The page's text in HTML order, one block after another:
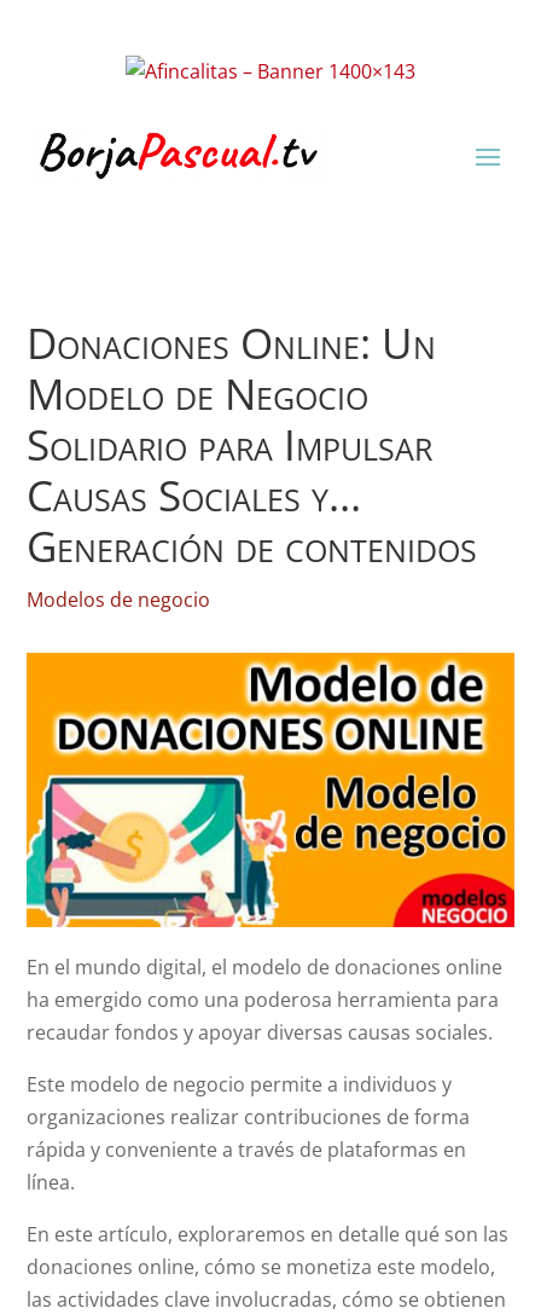
Donaciones Online: Un
Modelo de Negocio
Solidario para Impulsar
Causas Sociales y…
Generación de contenidos
Modelos de negocio
En el mundo digital, el modelo de donaciones online
ha emergido como una poderosa herramienta para
recaudar fondos y apoyar diversas causas sociales.
Este modelo de negocio permite a individuos y
organizaciones realizar contribuciones de forma
rápida y conveniente a través de plataformas en
línea.
En este artículo, exploraremos en detalle qué son las
donaciones online, cómo se monetiza este modelo,
las actividades clave involucradas, cómo se obtienen